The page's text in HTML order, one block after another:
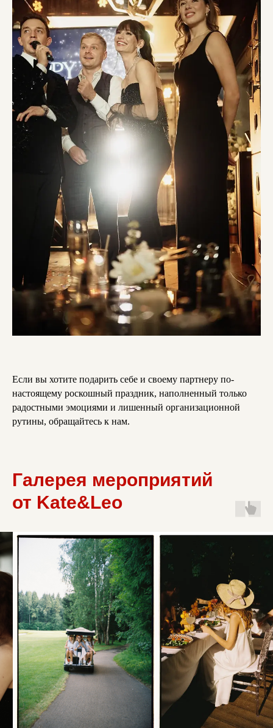
Если вы хотите подарить себе и своему партнеру по-
настоящему роскошный праздник, наполненный только
радостными эмоциями и лишенный организационной
рутины, обращайтесь к нам.
Галерея мероприятий
от Kate&Leo